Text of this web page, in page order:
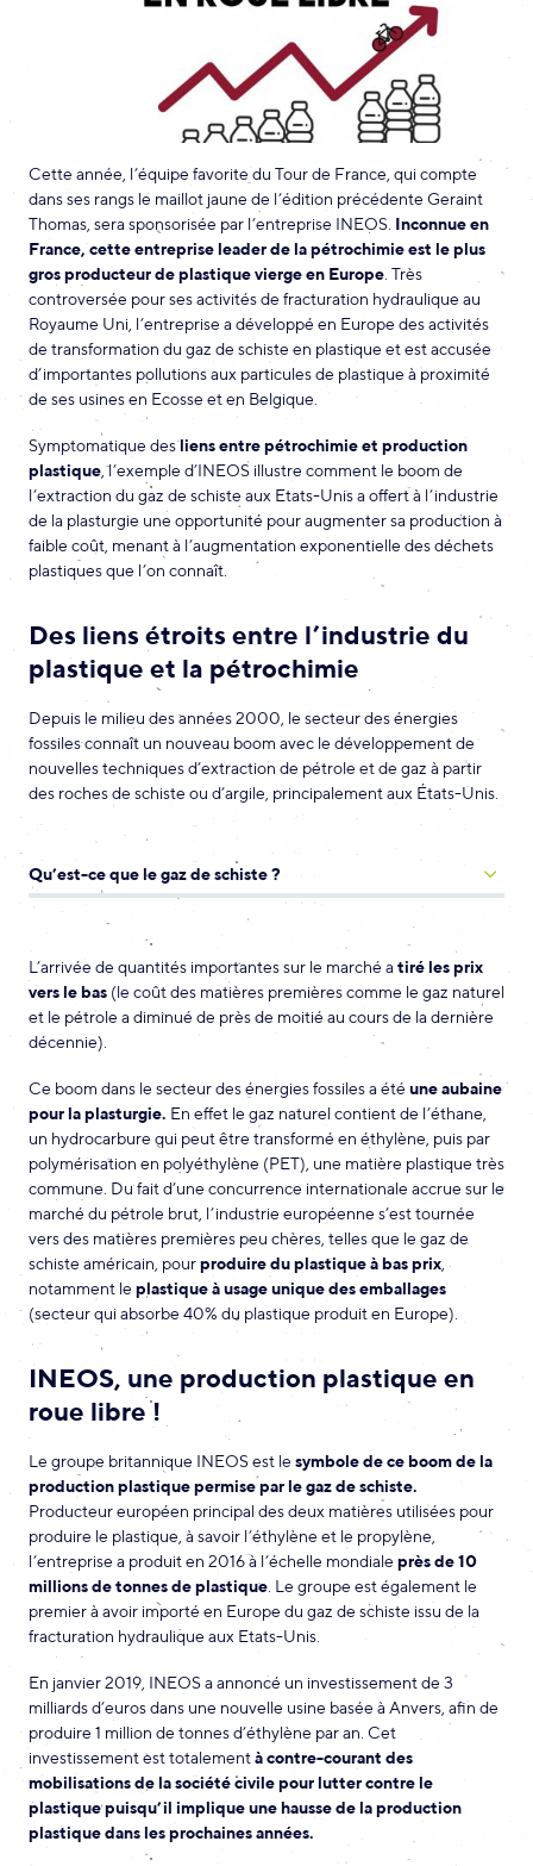
Cette année, l’équipe favorite du Tour de France, qui compte
dans ses rangs le maillot jaune de l’édition précédente Geraint
Thomas, sera sponsorisée par l’entreprise INEOS. Inconnue en
France, cette entreprise leader de la pétrochimie est le plus
gros producteur de plastique vierge en Europe . Très
controversée pour ses activités de fracturation hydraulique au
Royaume Uni, l’entreprise a développé en Europe des activités
de transformation du gaz de schiste en plastique et est accusée
d’importantes pollutions aux particules de plastique à proximité
de ses usines en Ecosse et en Belgique.
Symptomatique desliens entre pétrochimie et production
plastique, l’exemple d’INEOS illustre comment le boom de
l’extraction du gaz de schiste aux Etats-Unis a offert à l’industrie
de la plasturgie une opportunité pour augmenter sa production à
faible coût, menant à l’augmentation exponentielle des déchets
plastiques que l’on connaît.
Des liens étroits entre l’industrie du
plastique et la pétrochimie
Depuis le milieu des années 2000, le secteur des énergies
fossiles connaît un nouveau boom avec le développement de
nouvelles techniques d’extraction de pétrole et de gaz à partir
des roches de schiste ou d’argile, principalement aux États-Unis.
Qu’est-ce que le gaz de schiste ?
L’arrivée de quantités importantes sur le marché atiré les prix
vers le bas (le coût des matières premières comme le gaz naturel
et le pétrole a diminué de près de moitié au cours de la dernière
décennie).
Ce boom dans le secteur des énergies fossiles a été une aubaine
pour la plasturgie. En effet le gaz naturel contient de l’éthane,
un hydrocarbure qui peut être transformé en éthylène, puis par
polymérisation en polyéthylène (PET), une matière plastique très
commune. Du fait d’une concurrence internationale accrue sur le
marché du pétrole brut, l’industrie européenne s’est tournée
vers des matières premières peu chères, telles que le gaz de
schiste américain, pourproduire du plastique à bas prix
notamment le plastique à usage unique des emballages
(secteur qui absorbe 40% du plastique produit en Europe).
INEOS, une production plastique en
roue libre !
Le groupe britannique INEOS est le symbole de ce boom de la
production plastique permise par le gaz de schiste.
Producteur européen principal des deux matières utilisées pour
produire le plastique, à savoir l’éthylène et le propylène,
l’entreprise a produit en 2016 à l’échelle mondiale près de 10
millions de tonnes de plastique . Le groupe est également le
premier à avoir importé en Europe du gaz de schiste issu de la
fracturation hydraulique aux Etats-Unis.
En janvier 2019, INEOS a annoncé un investissement de 3
milliards d’euros dans une nouvelle usine basée à Anvers, afin de
produire 1 million de tonnes d’éthylène par an. Cet
investissement est totalement à contre-courant des
mobilisations de la société civile pour lutter contre le
plastique puisqu’il implique une hausse de la production
plastique dans les prochaines années.